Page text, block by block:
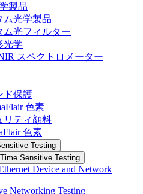
製品
ム光学製品
ム光フィルター
光学
スペクトロメーター
ド保護
色素
リティ顔料
色素
Testing
Sensitive Testing
Device and Network
Networking Testing